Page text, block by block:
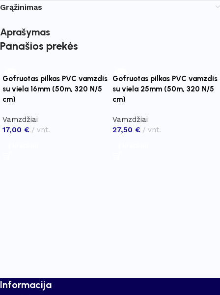
Grąžinimas
Aprašymas
Panašios prekės
Gofruotas pilkas PVC vamzdis
su viela 16mm (50m, 320 N/5
cm)
Vamzdžiai
17,00 € vnt.
Gofruotas pilkas PVC vamzdis
su viela 25mm (50m, 320 N/5
cm)
Vamzdžiai
27,50 € vnt.
Informacija